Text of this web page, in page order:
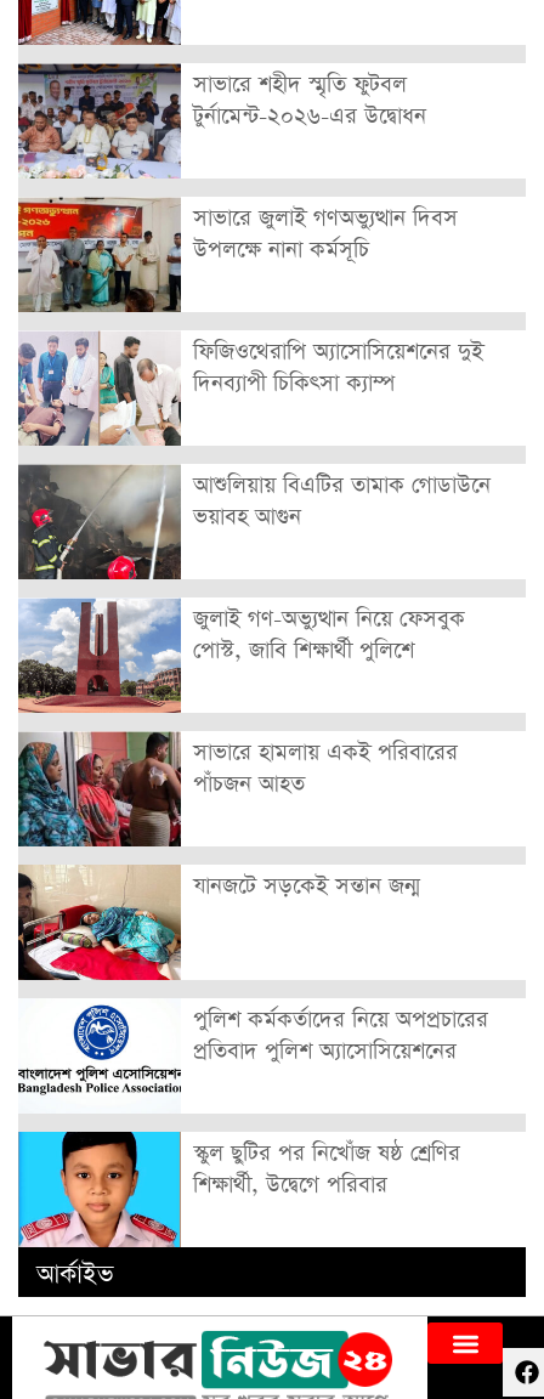
সাভারে শহীদ স্মৃতি ফুটবল
টুর্নামেন্ট-২০২৬-এর উদ্বোধন
সাভারে জুলাই গণঅভ্যুত্থান দিবস
উপলক্ষে নানা কর্মসূচি
ফিজিওথেরাপি অ্যাসোসিয়েশনের দুই
দিনব্যাপী চিকিৎসা ক্যাম্প
আশুলিয়ায় বিএটির তামাক গোডাউনে
ভয়াবহ আগুন
জুলাই গণ-অভ্যুত্থান নিয়ে ফেসবুক
পোস্ট, জাবি শিক্ষার্থী পুলিশে
সাভারে হামলায় একই পরিবারের
পাঁচজন আহত
যানজটে সড়কেই সন্তান জন্ম
পুলিশ কর্মকর্তাদের নিয়ে অপপ্রচারের
প্রতিবাদ পুলিশ অ্যাসোসিয়েশনের
স্কুল ছুটির পর নিখোঁজ ষষ্ঠ শ্রেণির
শিক্ষার্থী, উদ্বেগে পরিবার
আর্কাইভ